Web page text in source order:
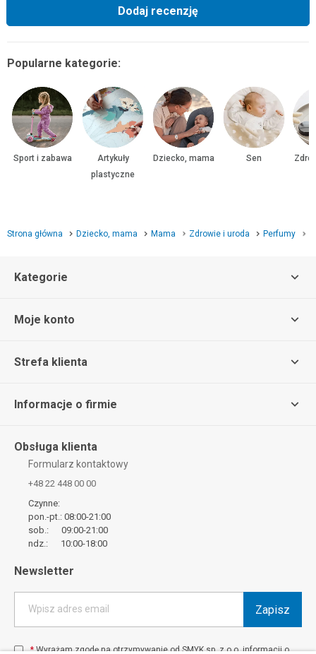
Dodaj recenzję
Popularne kategorie:
Sport i zabawa
Artykuły
plastyczne
Dziecko, mama Sen
Strona główna Dziecko, mama Mama Zdrowie i uroda Perfumy
Kategorie
Moje konto
Strefa klienta
Informacje o firmie
Obsługa klienta
Formularz kontaktowy
+48 22 448 00 00
Czynne:
pon.-pt.: 08:00-21:00
sob.: 09:00-21:00
ndz.: 10:00-18:00
Newsletter
Wpisz adres email Zapisz
*Wyrażam zgodę na otrzymywanie od SMYK sp. z o.o. informacji o